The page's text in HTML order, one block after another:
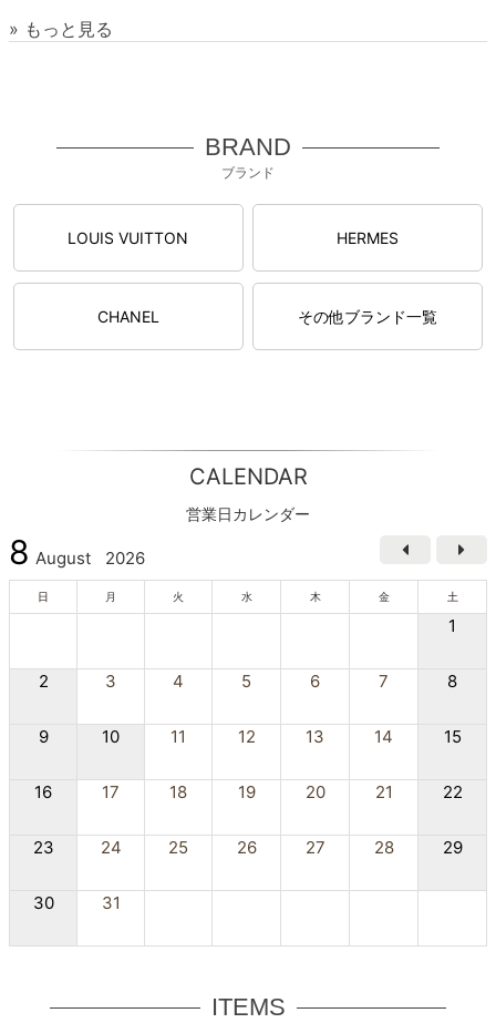
» もっと見る
BRAND
ブランド
LOUIS VUITTON HERMES
CHANEL その他ブランド一覧
CALENDAR
営業日カレンダー
8 August 2026
日 月 火 水 木 金 土
1
2 3 4 5 6 7 8
9 10 11 12 13 14 15
16 17 18 19 20 21 22
23 24 25 26 27 28 29
30 31
ITEMS